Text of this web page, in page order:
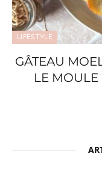
LIFESTYLE
GÂTEAU
LE